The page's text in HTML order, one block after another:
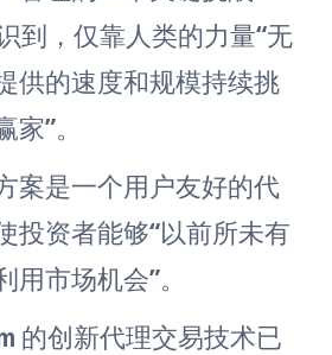
到，仅靠人类的力量“无
供的速度和规模持续挑
”。
案是一个用户友好的代
投资者能够“以前所未有
市场机会”。
的创新代理交易技术已